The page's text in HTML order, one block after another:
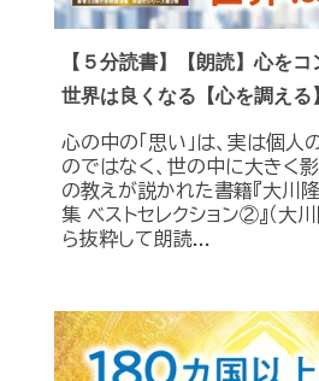
【５分読書】【朗読】心を
世界は良くなる【心を調える
心の中の「思い」は、実は個人
のではなく、世の中に大きく
の教えが説かれた書籍『大川
集 ベストセレクション②』（大
ら抜粋して朗読...